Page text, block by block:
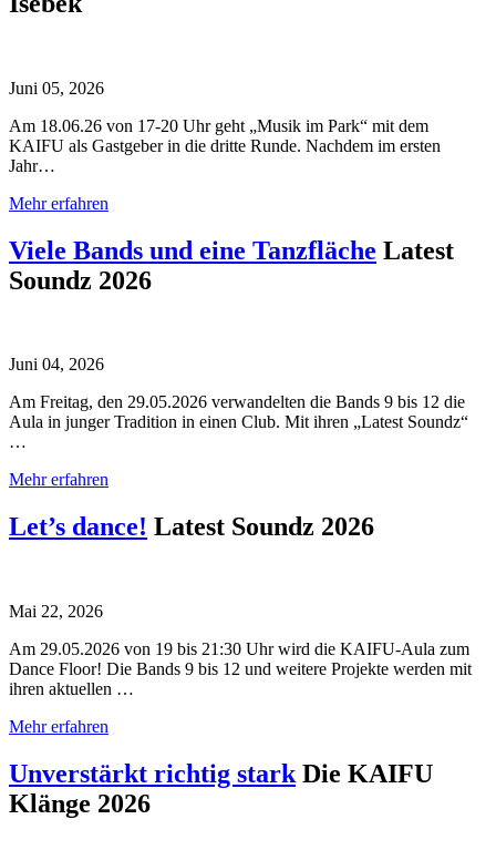
Juni 05, 2026
Am 18.06.26 von 17-20 Uhr geht „Musik im Park“ mit dem
KAIFU als Gastgeber in die dritte Runde. Nachdem im ersten
Jahr…
Mehr erfahren
Viele Bands und eine Tanzfläche Latest
Soundz 2026
Juni 04, 2026
Am Freitag, den 29.05.2026 verwandelten die Bands 9 bis 12 die
Aula in junger Tradition in einen Club. Mit ihren „Latest Soundz“
…
Mehr erfahren
Let’s dance! Latest Soundz 2026
Mai 22, 2026
Am 29.05.2026 von 19 bis 21:30 Uhr wird die KAIFU-Aula zum
Dance Floor! Die Bands 9 bis 12 und weitere Projekte werden mit
ihren aktuellen …
Mehr erfahren
Unverstärkt richtig stark Die KAIFU
Klänge 2026